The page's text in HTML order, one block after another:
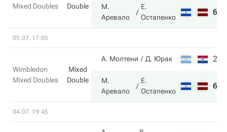
Mixed Doubles
Double
М.
Аревало
Е.
Остапенко
6
05.07, 17:05
Wimbledon
Mixed Doubles
Mixed
Double
А. Молтени Д. Юрак 2
М.
Аревало
Е.
Остапенко
6
04.07, 19:45